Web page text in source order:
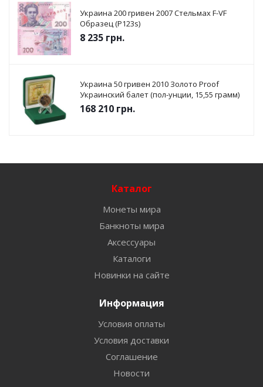
Украина 200 гривен 2007 Стельмах F-VF
Образец (P123s)
8 235 грн.
Украина 50 гривен 2010 Золото Proof
Украинский балет (пол-унции, 15,55 грамм)
168 210 грн.
Каталог
Монеты мира
Банкноты мира
Аксессуары
Каталоги
Новинки на сайте
Информация
Условия оплаты
Условия доставки
Соглашение
Новости